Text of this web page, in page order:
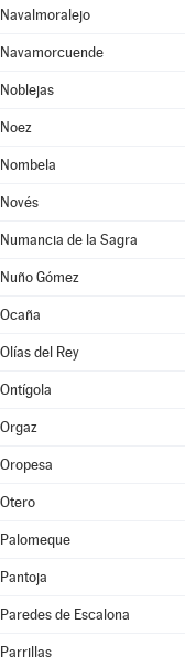
Navalmoralejo
Navamorcuende
Noblejas
Noez
Nombela
Novés
Numancia de la Sagra
Nuño Gómez
Ocaña
Olías del Rey
Ontígola
Orgaz
Oropesa
Otero
Palomeque
Pantoja
Paredes de Escalona
Parrillas